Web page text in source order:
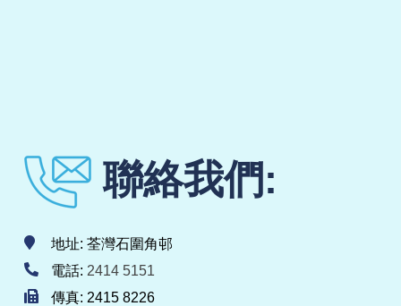
聯絡我們:
地址: 荃灣石圍角邨
電話: 2414 5151
傳真: 2415 8226